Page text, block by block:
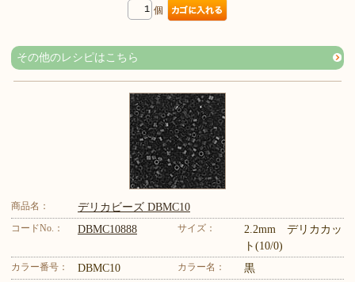
個
その他のレシピはこちら
商品名： デリカビーズ DBMC10
コードNo.： DBMC10888 サイズ：
2.2mm デリカカッ
ト(10/0)
カラー番号： DBMC10 カラー名： 黒